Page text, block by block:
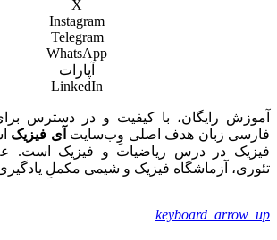
X
Instagram
Telegram
WhatsApp
آپارات
LinkedIn
آموزش رایگان، با کیفیت و در دسترس
فارسی زبان هدف اصلی وِب‌سایت آی فیزیک
فیزیک در درس ریاضیات و فیزیک است.
تئوری، آزماشگاه فیزیک و شیمی مکملِ
keyboard_arrow_up